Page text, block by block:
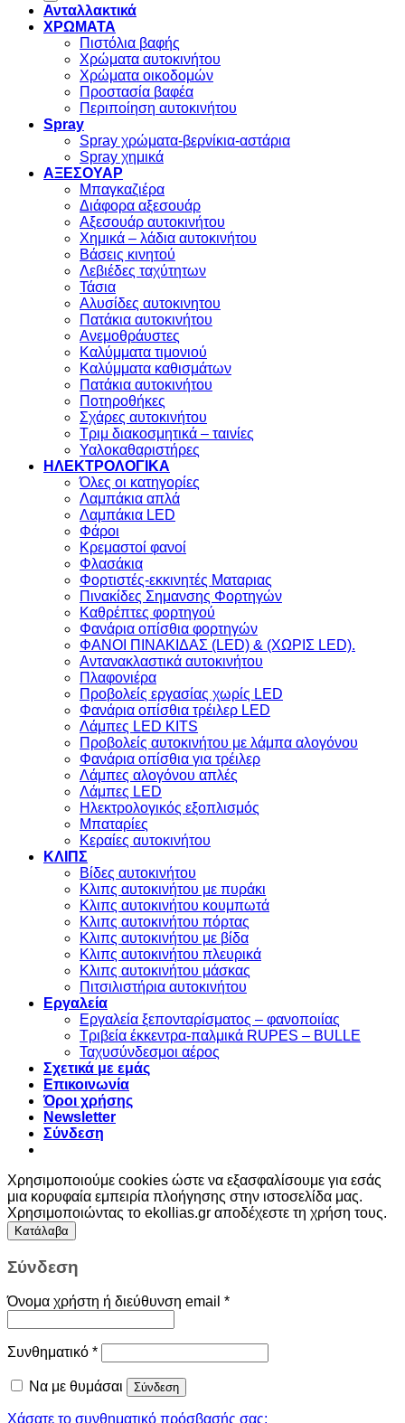
Ανταλλακτικά
ΧΡΩΜΑΤΑ
Πιστόλια βαφής
Χρώματα αυτοκινήτου
Χρώματα οικοδομών
Προστασία βαφέα
Περιποίηση αυτοκινήτου
Spray
Spray χρώματα-βερνίκια-αστάρια
Spray χημικά
ΑΞΕΣΟΥΑΡ
Μπαγκαζιέρα
Διάφορα αξεσουάρ
Αξεσουάρ αυτοκινήτου
Χημικά – λάδια αυτοκινήτου
Βάσεις κινητού
Λεβιέδες ταχύτητων
Τάσια
Αλυσίδες αυτοκινητου
Πατάκια αυτοκινήτου
Ανεμοθράυστες
Καλύμματα τιμονιού
Καλύμματα καθισμάτων
Πατάκια αυτοκινήτου
Ποτηροθήκες
Σχάρες αυτοκινήτου
Τριμ διακοσμητικά – ταινίες
Υαλοκαθαριστήρες
ΗΛΕΚΤΡΟΛΟΓΙΚΑ
Όλες οι κατηγορίες
Λαμπάκια απλά
Λαμπάκια LED
Φάροι
Κρεμαστοί φανοί
Φλασάκια
Φορτιστές-εκκινητές Ματαριας
Πινακίδες Σημανσης Φορτηγών
Kαθρέπτες φορτηγού
Φανάρια οπίσθια φορτηγών
ΦΑΝΟΙ ΠΙΝΑΚΙΔΑΣ (LED) & (XΩΡΙΣ LED).
Aντανακλαστικά αυτοκινήτου
Πλαφονιέρα
Προβολείς εργασίας χωρίς LED
Φανάρια οπίσθια τρέιλερ LED
Λάμπες LED KITS
Προβολείς αυτοκινήτου με λάμπα αλογόνου
Φανάρια οπίσθια για τρέιλερ
Λάμπες αλογόνου απλές
Λάμπες LED
Ηλεκτρολογικός εξοπλισμός
Μπαταρίες
Κεραίες αυτοκινήτου
ΚΛΙΠΣ
Βίδες αυτοκινήτου
Kλιπς αυτοκινήτου με πυράκι
Kλιπς αυτοκινήτου κουμπωτά
Κλιπς αυτοκινήτου πόρτας
Κλιπς αυτοκινήτου με βίδα
Kλιπς αυτοκινήτου πλευρικά
Kλιπς αυτοκινήτου μάσκας
Πιτσιλιστήρια αυτοκινήτου
Εργαλεία
Εργαλεία ξεπονταρίσματος – φανοποιίας
Τριβεία έκκεντρα-παλμικά RUPES – BULLE
Ταχυσύνδεσμοι αέρος
Σχετικά με εμάς
Επικοινωνία
Όροι χρήσης
Newsletter
Σύνδεση
Χρησιμοποιούμε cookies ώστε να εξασφαλίσουμε για εσάς
μια κορυφαία εμπειρία πλοήγησης στην ιστοσελίδα μας.
Χρησιμοποιώντας το ekollias.gr αποδέχεστε τη χρήση τους.
Κατάλαβα
Σύνδεση
Όνομα χρήστη ή διεύθυνση email *
Συνθηματικό *
Να με θυμάσαι Σύνδεση
Χάσατε το συνθηματικό πρόσβασής σας;